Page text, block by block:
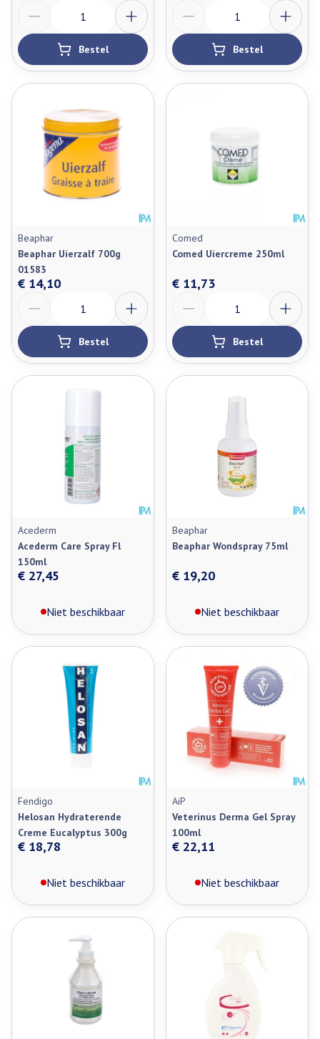
Bestel Bestel
Beaphar
Beaphar Uierzalf 700g
01583
€ 14,10
Bestel
Comed
Comed Uiercreme 250ml
€ 11,73
Bestel
Acederm
Acederm Care Spray Fl
150ml
€ 27,45
Niet beschikbaar
Beaphar
Beaphar Wondspray 75ml
€ 19,20
Niet beschikbaar
Fendigo
Helosan Hydraterende
Creme Eucalyptus 300g
€ 18,78
Niet beschikbaar
AiP
Veterinus Derma Gel Spray
100ml
€ 22,11
Niet beschikbaar